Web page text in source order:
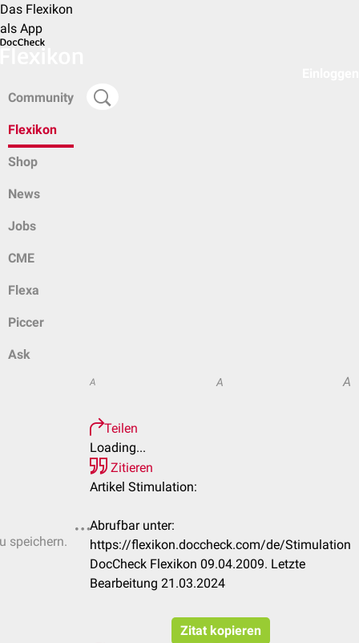
Das Flexikon
als App
Community
Flexikon
Shop
News
Jobs
CME
Flexa
Piccer
Ask
speichern.
A A A
Teilen
Loading...
Zitieren
Artikel Stimulation:
Abrufbar unter:
https://flexikon.doccheck.com/de/Stimulation
DocCheck Flexikon 09.04.2009. Letzte
Bearbeitung 21.03.2024
Zitat kopieren